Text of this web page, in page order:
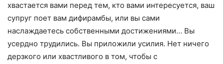
хвастается вами перед тем, кто вами интересуется, ваш
супруг поет вам дифирамбы, или вы сами
наслаждаетесь собственными достижениями… Вы
усердно трудились. Вы приложили усилия. Нет ничего
дерзкого или хвастливого в том, чтобы с